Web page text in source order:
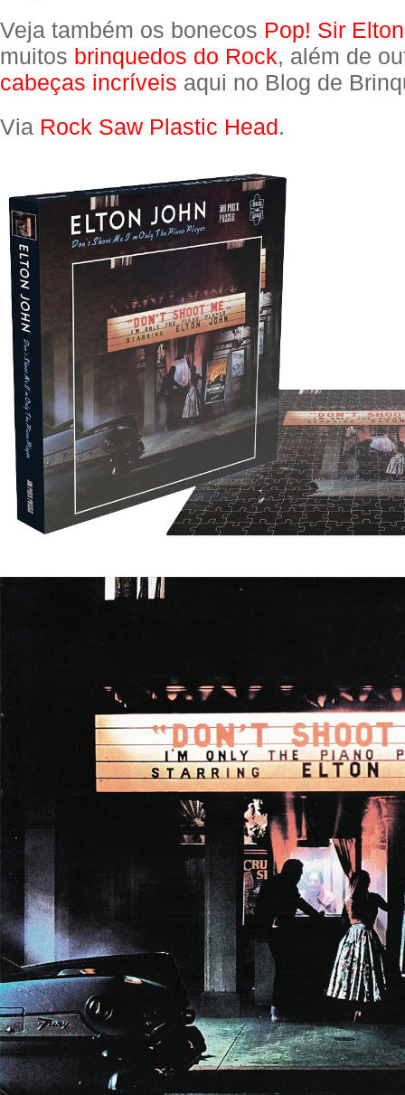
Veja também os bonecos Pop! Sir
muitos brinquedos do Rock, além de
cabeças incríveis aqui no Blog de
Via Rock Saw Plastic Head.